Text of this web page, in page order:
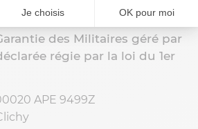
des Militaires géré par
régie par la loi du 1er
APE 9499Z